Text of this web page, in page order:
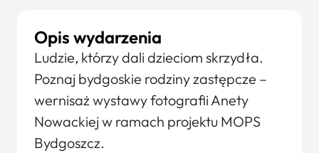
Opis wydarzenia
Ludzie, którzy dali dzieciom skrzydła.
Poznaj bydgoskie rodziny zastępcze –
wernisaż wystawy fotografii Anety
Nowackiej w ramach projektu MOPS
Bydgoszcz.